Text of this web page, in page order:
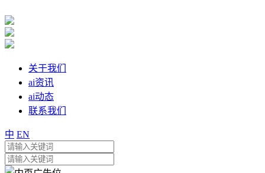
关于我们
ai资讯
ai动态
联系我们
中 EN